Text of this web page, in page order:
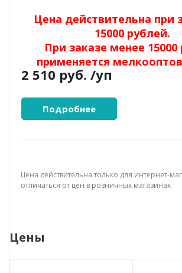
Цена действительна при
15000 рублей.
При заказе менее 15000
применяется
2 510 руб. /уп
Подробнее
Цена действительна только для интернет-
отличаться от цен в розничных магазинах
Цены